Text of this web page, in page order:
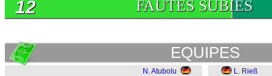
FAUTES SUBIES
12
EQUIPES
N. Atubolu
L. Rieß